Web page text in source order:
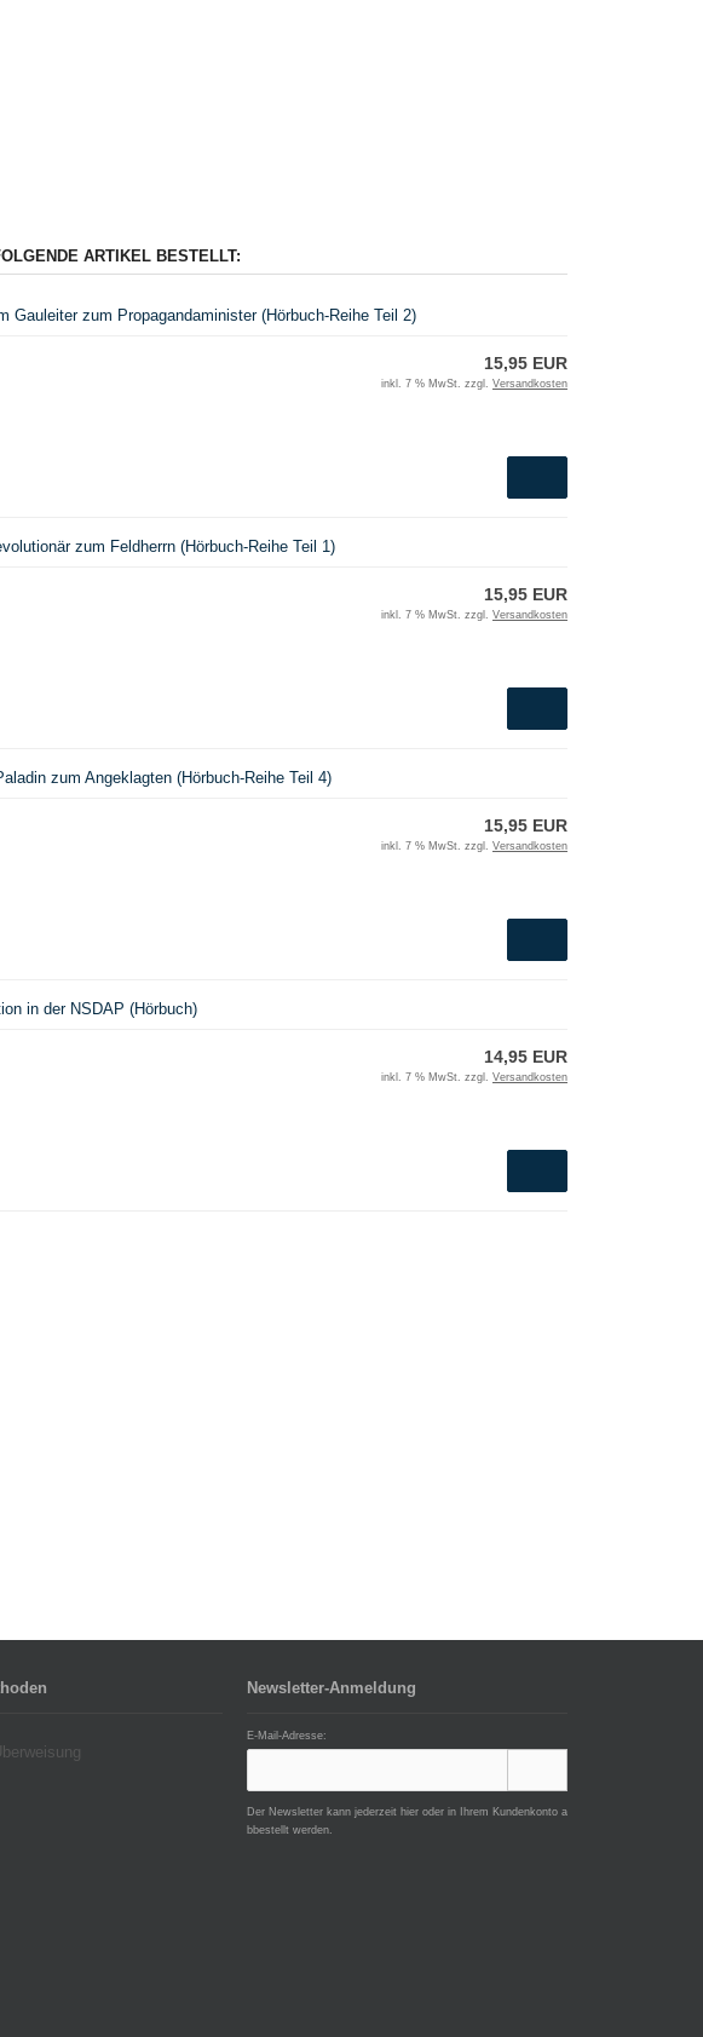
ARTIKEL BESTELLT:
Gauleiter zum Propagandaminister (Hörbuch-Reihe Teil 2)
15,95 EUR
inkl. 7 % MwSt. zzgl. Versandkosten
zum Feldherrn (Hörbuch-Reihe Teil 1)
15,95 EUR
inkl. 7 % MwSt. zzgl. Versandkosten
zum Angeklagten (Hörbuch-Reihe Teil 4)
15,95 EUR
inkl. 7 % MwSt. zzgl. Versandkosten
in der NSDAP (Hörbuch)
14,95 EUR
inkl. 7 % MwSt. zzgl. Versandkosten
Newsletter-Anmeldung
E-Mail-Adresse:
Der Newsletter kann jederzeit hier oder in Ihrem Kundenkonto a
bbestellt werden.